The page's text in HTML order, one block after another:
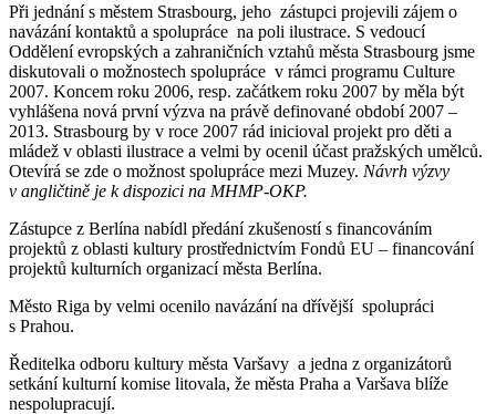
Při jednání s městem Strasbourg, jeho zástupci projevili zájem o
navázání kontaktů a spolupráce na poli ilustrace. S vedoucí
Oddělení evropských a zahraničních vztahů města Strasbourg jsme
diskutovali o možnostech spolupráce v rámci programu Culture
2007. Koncem roku 2006, resp. začátkem roku 2007 by měla být
vyhlášena nová první výzva na právě definované období 2007 –
2013. Strasbourg by v roce 2007 rád inicioval projekt pro děti a
mládež v oblasti ilustrace a velmi by ocenil účast pražských umělců.
Otevírá se zde o možnost spolupráce mezi Muzey. Návrh výzvy
v angličtině je k dispozici na MHMP-OKP.
Zástupce z Berlína nabídl předání zkušeností s financováním
projektů z oblasti kultury prostřednictvím Fondů EU – financování
projektů kulturních organizací města Berlína.
Město Riga by velmi ocenilo navázání na dřívější spolupráci
s Prahou.
Ředitelka odboru kultury města Varšavy a jedna z organizátorů
setkání kulturní komise litovala, že města Praha a Varšava blíže
nespolupracují.